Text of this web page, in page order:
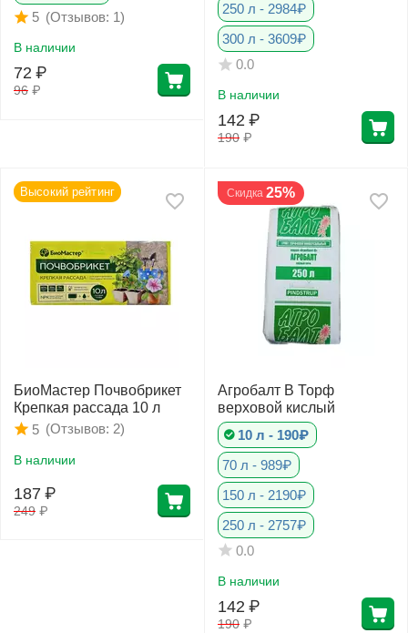
Фитолампы
(Отзывов: 1)
5
В наличии
96 ₽
72 ₽
250 л - 2984₽
300 л - 3609₽
0.0
В наличии
190 ₽
142 ₽
Высокий рейтинг
БиоМастер Почвобрикет
Крепкая рассада 10 л
(Отзывов: 2)
5
В наличии
249 ₽
187 ₽
Скидка 25%
Агробалт В Торф
верховой кислый
10 л - 190₽
70 л - 989₽
150 л - 2190₽
250 л - 2757₽
0.0
В наличии
190 ₽
142 ₽